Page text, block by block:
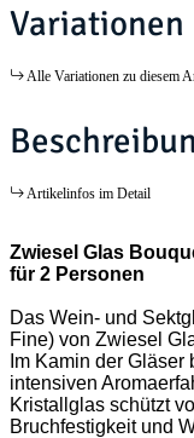
Variationen
Alle Variationen zu diesem
Artikelinfos im Detail
Zwiesel Glas
für 2 Personen
Das Wein- und
Fine) von Zwiesel
Im Kamin der
intensiven
Kristallglas schützt
Bruchfestigkeit und